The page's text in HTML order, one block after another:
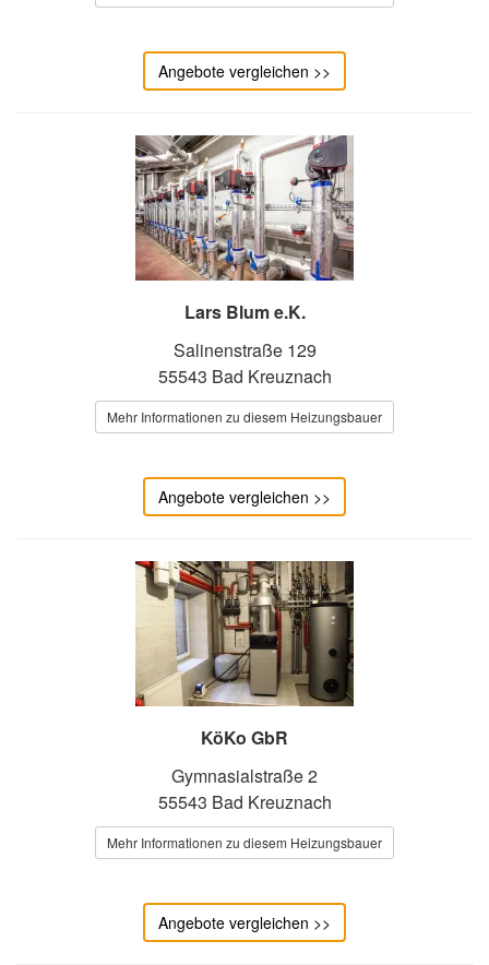
Angebote vergleichen >>
Lars Blum e.K.
Salinenstraße 129
55543 Bad Kreuznach
Mehr Informationen zu diesem Heizungsbauer
Angebote vergleichen >>
KöKo GbR
Gymnasialstraße 2
55543 Bad Kreuznach
Mehr Informationen zu diesem Heizungsbauer
Angebote vergleichen >>